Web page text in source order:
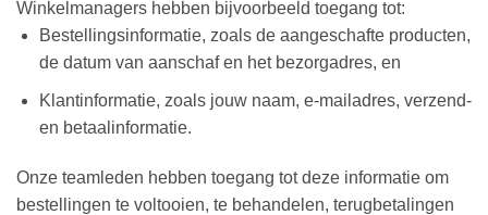
Winkelmanagers hebben bijvoorbeeld toegang tot:
Bestellingsinformatie, zoals de aangeschafte producten,
de datum van aanschaf en het bezorgadres, en
Klantinformatie, zoals jouw naam, e-mailadres, verzend-
en betaalinformatie.
Onze teamleden hebben toegang tot deze informatie om
bestellingen te voltooien, te behandelen, terugbetalingen